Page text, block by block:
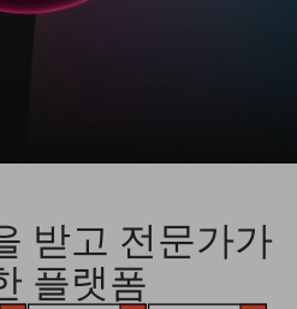
받고 전문가가
플랫폼